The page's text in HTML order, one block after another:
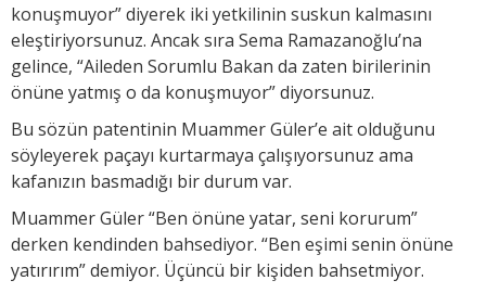
konuşmuyor” diyerek iki yetkilinin suskun kalmasını
eleştiriyorsunuz. Ancak sıra Sema Ramazanoğlu’na
gelince, “Aileden Sorumlu Bakan da zaten birilerinin
önüne yatmış o da konuşmuyor” diyorsunuz.
Bu sözün patentinin Muammer Güler’e ait olduğunu
söyleyerek paçayı kurtarmaya çalışıyorsunuz ama
kafanızın basmadığı bir durum var.
Muammer Güler “Ben önüne yatar, seni korurum”
derken kendinden bahsediyor. “Ben eşimi senin önüne
yatırırım” demiyor. Üçüncü bir kişiden bahsetmiyor.